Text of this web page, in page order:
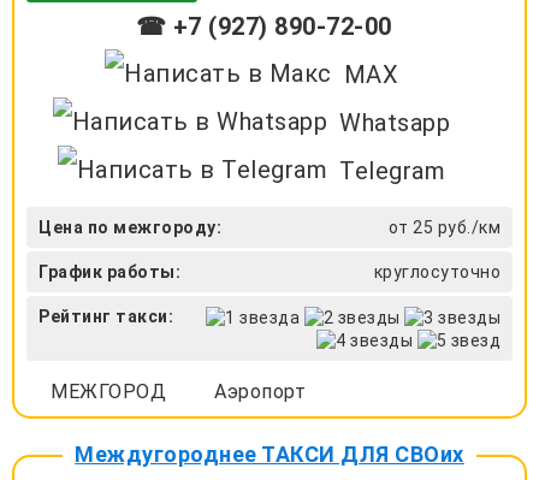
☎ +7 (927) 890-72-00
MAX
Whatsapp
Telegram
Цена по межгороду: от 25 руб./км
График работы: круглосуточно
Рейтинг такси:
МЕЖГОРОД Аэропорт
Междугороднее ТАКСИ ДЛЯ СВОих